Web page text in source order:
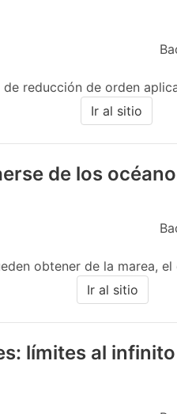
reducción de orden
Ir al sitio
de los
obtener de la marea,
Ir al sitio
límites al